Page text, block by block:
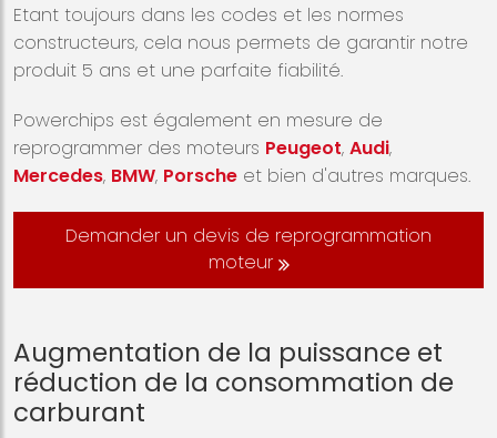
Etant toujours dans les codes et les normes
constructeurs, cela nous permets de garantir notre
produit 5 ans et une parfaite fiabilité.
Powerchips est également en mesure de
reprogrammer des moteurs Peugeot, Audi,
Mercedes, BMW, Porsche et bien d'autres marques.
Demander un devis de reprogrammation
moteur
Augmentation de la puissance et
réduction de la consommation de
carburant